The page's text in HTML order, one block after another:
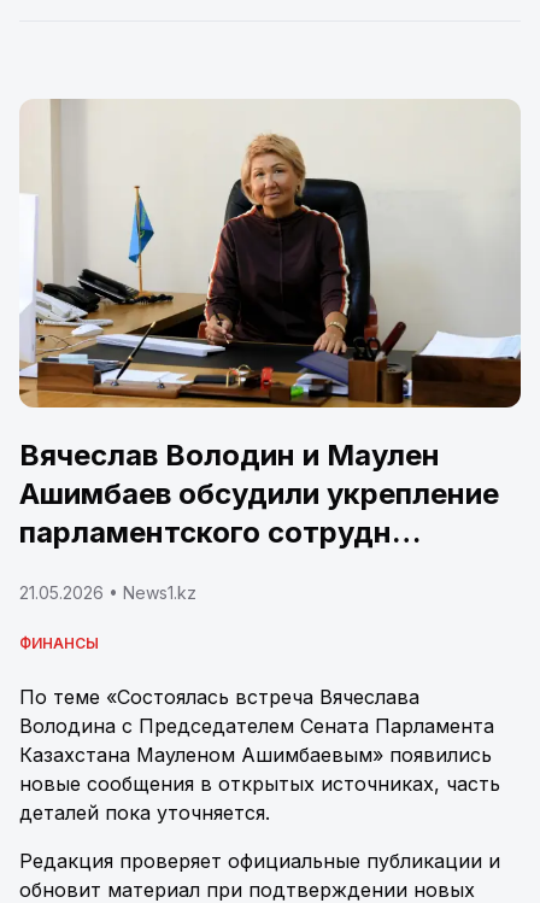
Вячеслав Володин и Маулен
Ашимбаев обсудили укрепление
парламентского сотрудн…
21.05.2026 • News1.kz
ФИНАНСЫ
По теме «Состоялась встреча Вячеслава
Володина с Председателем Сената Парламента
Казахстана Мауленом Ашимбаевым» появились
новые сообщения в открытых источниках, часть
деталей пока уточняется.
Редакция проверяет официальные публикации и
обновит материал при подтверждении новых